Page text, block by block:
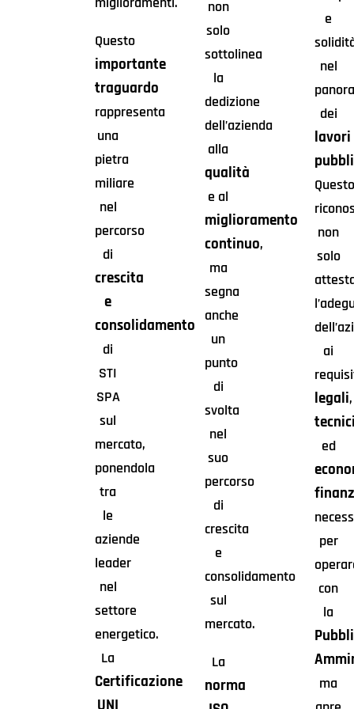
Questo
importante
traguardo
rappresenta
una
pietra
miliare
nel
percorso
di
crescita
e
consolidamento
di
STI
SPA
sul
mercato,
ponendola
tra
le
aziende
leader
nel
settore
energetico.
La
Certificazione
non
solo
sottolinea
la
dedizione
dell’azienda
alla
qualità
e al
miglioramento
continuo,
ma
segna
anche
un
punto
di
svolta
nel
suo
percorso
di
crescita
e
consolidamento
sul
mercato.
La
norma
e
nel
dei
lavori
non
solo
ai
legali,
ed
per
con
la
ma